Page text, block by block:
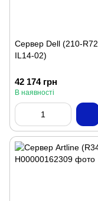
Сервер Dell (210-
IL14-02)
42 174 грн
В наявності